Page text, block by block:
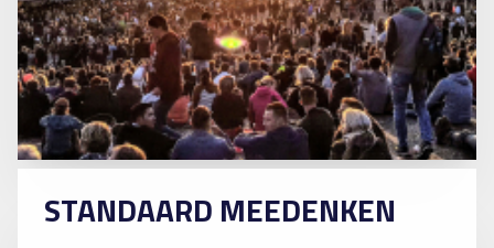
STANDAARD MEEDENKEN